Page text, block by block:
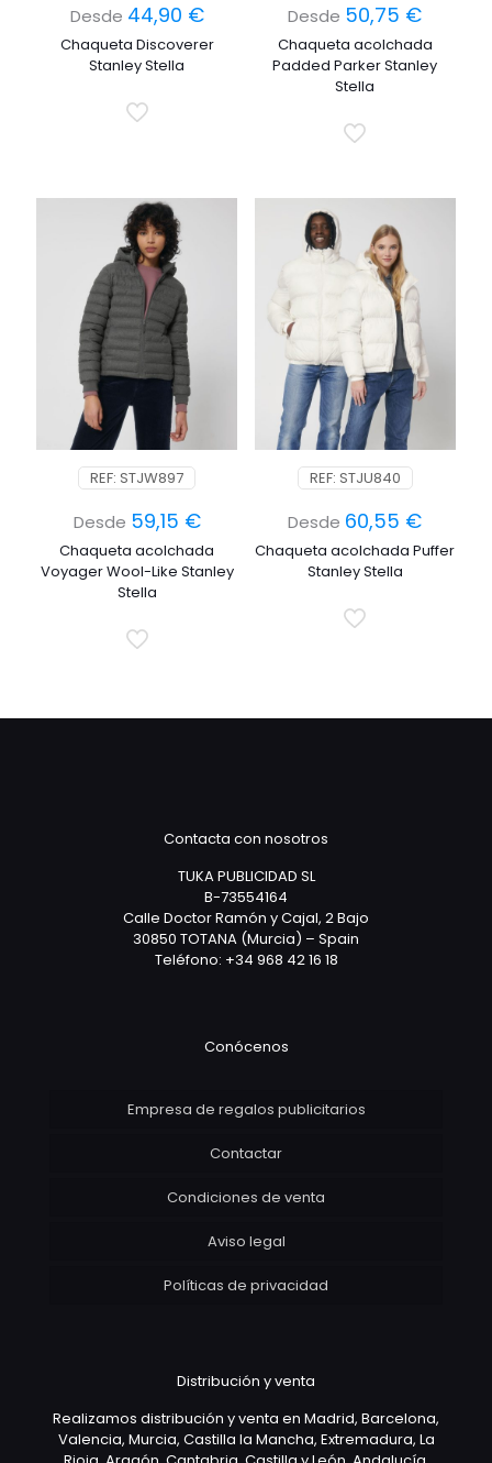
Desde 44,90 €
Chaqueta Discoverer
Stanley Stella
Desde 50,75 €
Chaqueta acolchada
Padded Parker Stanley
Stella
REF: STJW897
Desde 59,15 €
Chaqueta acolchada
Voyager Wool-Like Stanley
Stella
REF: STJU840
Desde 60,55 €
Chaqueta acolchada Puffer
Stanley Stella
Contacta con nosotros
TUKA PUBLICIDAD SL
B-73554164
Calle Doctor Ramón y Cajal, 2 Bajo
30850 TOTANA (Murcia) – Spain
Teléfono: +34 968 42 16 18
Conócenos
Empresa de regalos publicitarios
Contactar
Condiciones de venta
Aviso legal
Políticas de privacidad
Distribución y venta
Realizamos distribución y venta en Madrid, Barcelona,
Valencia, Murcia, Castilla la Mancha, Extremadura, La